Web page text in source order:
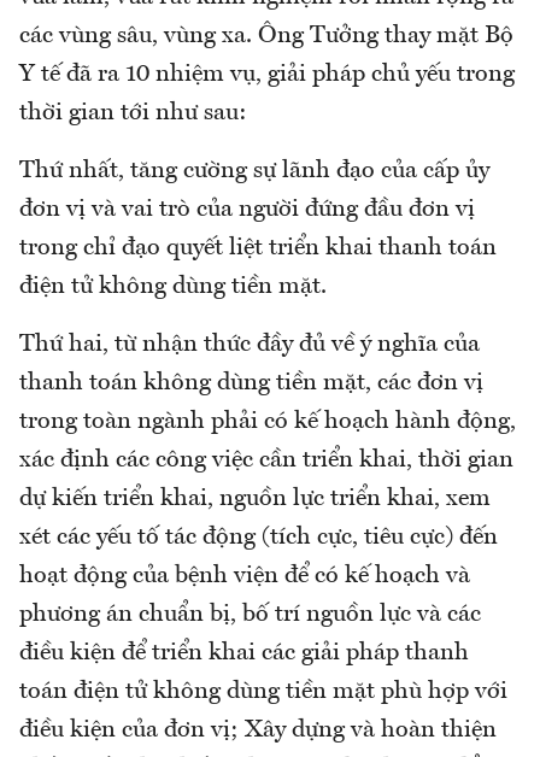
các vùng sâu, vùng xa. Ông Tưởng thay mặt Bộ
Y tế đã ra 10 nhiệm vụ, giải pháp chủ yếu trong
thời gian tới như sau:
Thứ nhất, tăng cường sự lãnh đạo của cấp ủy
đơn vị và vai trò của người đứng đầu đơn vị
trong chỉ đạo quyết liệt triển khai thanh toán
điện tử không dùng tiền mặt.
Thứ hai, từ nhận thức đầy đủ về ý nghĩa của
thanh toán không dùng tiền mặt, các đơn vị
trong toàn ngành phải có kế hoạch hành động,
xác định các công việc cần triển khai, thời gian
dự kiến triển khai, nguồn lực triển khai, xem
xét các yếu tố tác động (tích cực, tiêu cực) đến
hoạt động của bệnh viện để có kế hoạch và
phương án chuẩn bị, bố trí nguồn lực và các
điều kiện để triển khai các giải pháp thanh
toán điện tử không dùng tiền mặt phù hợp với
điều kiện của đơn vị; Xây dựng và hoàn thiện